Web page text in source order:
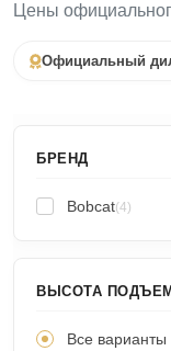
Цены
Официальный
БРЕНД
Bobcat(4)
ВЫСОТА
Все варианты